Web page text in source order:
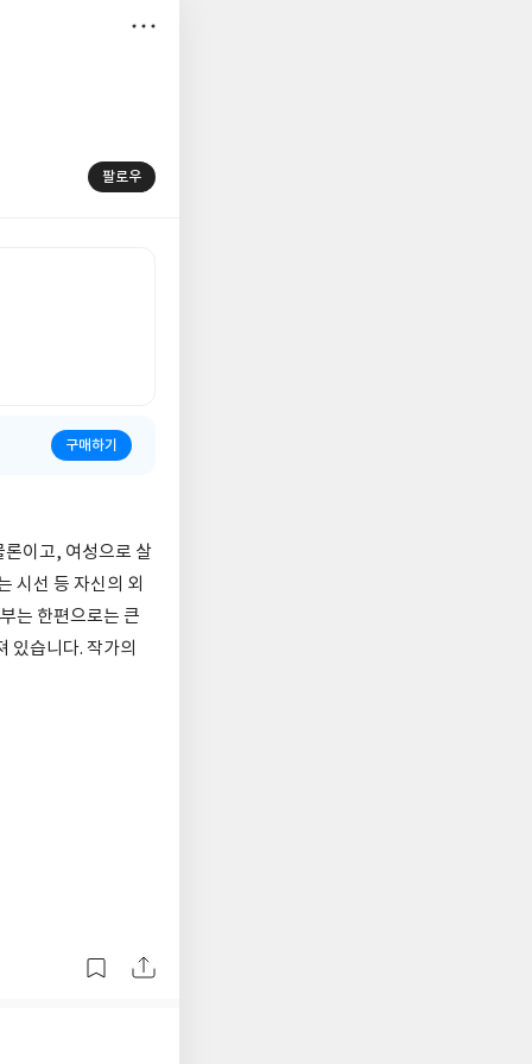
팔로우
구매하기
론이고, 여성으로 살
시선 등 자신의 외
는 한편으로는 큰
있습니다. 작가의